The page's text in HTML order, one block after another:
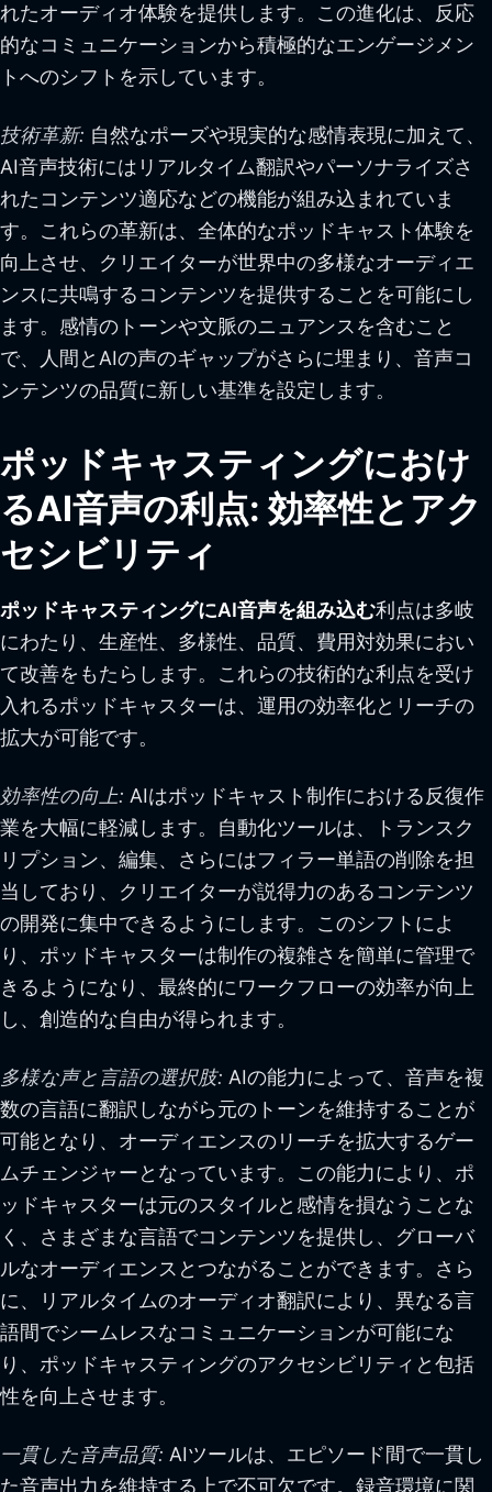
れたオーディオ体験を提供します。この進化は、反応
的なコミュニケーションから積極的なエンゲージメン
トへのシフトを示しています。
技術革新: 自然なポーズや現実的な感情表現に加えて、
AI音声技術にはリアルタイム翻訳やパーソナライズさ
れたコンテンツ適応などの機能が組み込まれていま
す。これらの革新は、全体的なポッドキャスト体験を
向上させ、クリエイターが世界中の多様なオーディエ
ンスに共鳴するコンテンツを提供することを可能にし
ます。感情のトーンや文脈のニュアンスを含むこと
で、人間とAIの声のギャップがさらに埋まり、音声コ
ンテンツの品質に新しい基準を設定します。
ポッドキャスティングにおけ
るAI音声の利点: 効率性とアク
セシビリティ
ポッドキャスティングにAI音声を組み込む利点は多岐
にわたり、生産性、多様性、品質、費用対効果におい
て改善をもたらします。これらの技術的な利点を受け
入れるポッドキャスターは、運用の効率化とリーチの
拡大が可能です。
効率性の向上: AIはポッドキャスト制作における反復作
業を大幅に軽減します。自動化ツールは、トランスク
リプション、編集、さらにはフィラー単語の削除を担
当しており、クリエイターが説得力のあるコンテンツ
の開発に集中できるようにします。このシフトによ
り、ポッドキャスターは制作の複雑さを簡単に管理で
きるようになり、最終的にワークフローの効率が向上
し、創造的な自由が得られます。
多様な声と言語の選択肢: AIの能力によって、音声を複
数の言語に翻訳しながら元のトーンを維持することが
可能となり、オーディエンスのリーチを拡大するゲー
ムチェンジャーとなっています。この能力により、ポ
ッドキャスターは元のスタイルと感情を損なうことな
く、さまざまな言語でコンテンツを提供し、グローバ
ルなオーディエンスとつながることができます。さら
に、リアルタイムのオーディオ翻訳により、異なる言
語間でシームレスなコミュニケーションが可能にな
り、ポッドキャスティングのアクセシビリティと包括
性を向上させます。
一貫した音声品質: AIツールは、エピソード間で一貫し
た音声出力を維持する上で不可欠です。録音環境に関